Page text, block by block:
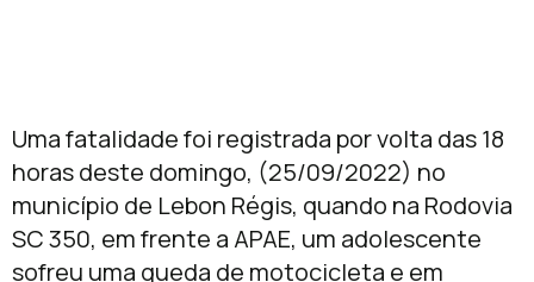
Uma fatalidade foi registrada por volta das 18
horas deste domingo, (25/09/2022) no
município de Lebon Régis, quando na Rodovia
SC 350, em frente a APAE, um adolescente
sofreu uma queda de motocicleta e em